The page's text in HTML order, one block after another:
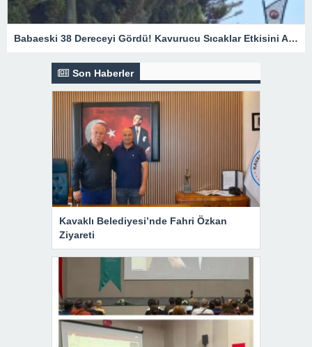
Babaeski 38 Dereceyi Gördü! Kavurucu Sıcaklar Etkisini Artırıyor
Son Haberler
Kavaklı Belediyesi’nde Fahri Özkan
Ziyareti